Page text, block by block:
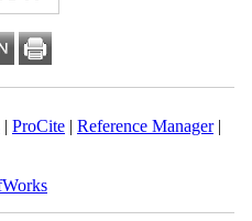
|ProCite|Reference Manager